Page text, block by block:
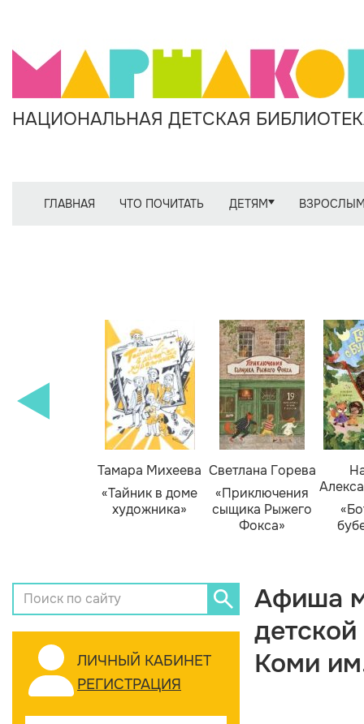
НАЦИОНАЛЬНАЯ ДЕТСКАЯ
ГЛАВНАЯ ЧТО ПОЧИТАТЬ ДЕТЯМ
Тамара Михеева
«Тайник в доме
художника»
Светлана Горева
«Приключения
сыщика Рыжего
Фокса»
ЛИЧНЫЙ КАБИНЕТ
РЕГИСТРАЦИЯ
Афиша
Коми